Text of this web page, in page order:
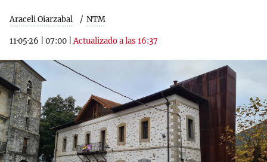
Araceli Oiarzabal NTM
11·05·26 07:00 |Actualizado a las 16:37